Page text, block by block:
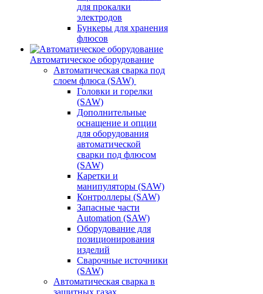
для прокалки
электродов
Бункеры для хранения
флюсов
Автоматическое оборудование
Автоматическая сварка под
слоем флюса (SAW)
Головки и горелки
(SAW)
Дополнительные
оснащение и опции
для оборудования
автоматической
сварки под флюсом
(SAW)
Каретки и
манипуляторы (SAW)
Контроллеры (SAW)
Запасные части
Automation (SAW)
Оборудование для
позиционирования
изделий
Сварочные источники
(SAW)
Автоматическая сварка в
защитных газах